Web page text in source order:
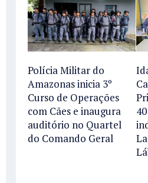
Polícia Militar do
Amazonas inicia 3º
Curso de Operações
com Cães e inaugura
auditório no Quartel
do Comando Geral